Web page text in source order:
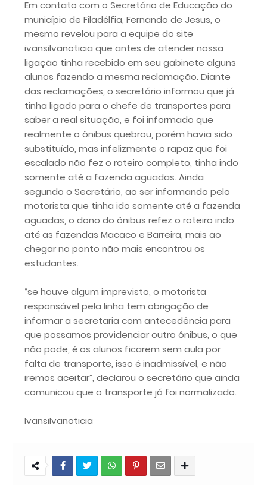
Em contato com o Secretário de Educação do
município de Filadélfia, Fernando de Jesus, o
mesmo revelou para a equipe do site
ivansilvanoticia que antes de atender nossa
ligação tinha recebido em seu gabinete alguns
alunos fazendo a mesma reclamação. Diante
das reclamações, o secretário informou que já
tinha ligado para o chefe de transportes para
saber a real situação, e foi informado que
realmente o ônibus quebrou, porém havia sido
substituído, mas infelizmente o rapaz que foi
escalado não fez o roteiro completo, tinha indo
somente até a fazenda aguadas. Ainda
segundo o Secretário, ao ser informando pelo
motorista que tinha ido somente até a fazenda
aguadas, o dono do ônibus refez o roteiro indo
até as fazendas Macaco e Barreira, mais ao
chegar no ponto não mais encontrou os
estudantes.
“se houve algum imprevisto, o motorista
responsável pela linha tem obrigação de
informar a secretaria com antecedência para
que possamos providenciar outro ônibus, o que
não pode, é os alunos ficarem sem aula por
falta de transporte, isso é inadmissível, e não
iremos aceitar”, declarou o secretário que ainda
comunicou que o transporte já foi normalizado.
Ivansilvanoticia